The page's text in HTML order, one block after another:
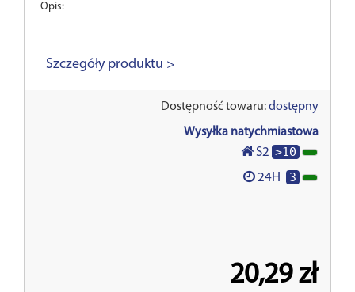
Opis:
Szczegóły produktu >
Dostępność towaru:dostępny
Wysyłka natychmiastowa
S2 >10
24H 3
20,29 zł